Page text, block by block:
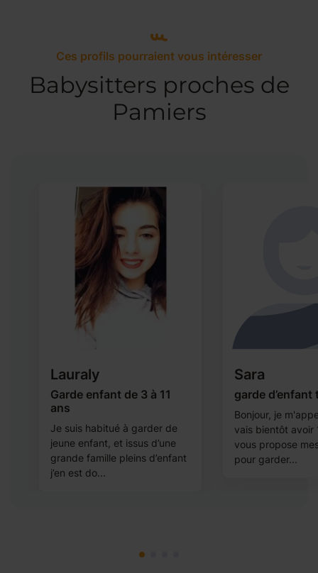
Ces profils pourraient vous intéresser
Babysitters proches de
Pamiers
Lauraly
Garde enfant de 3 à 11
ans
Je suis habitué à garder de
jeune enfant, et issus d’une
grande famille pleins d’enfant
j’en est do...
Sara
garde d’enfant
Bonjour, je
vais bientôt avoir
vous propose
pour garder...